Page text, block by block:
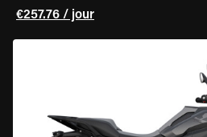
€257.76 / jour